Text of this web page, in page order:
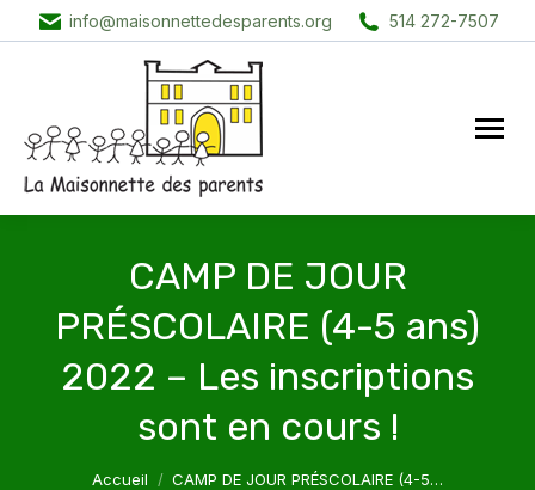
info@maisonnettedesparents.org 514 272-7507
CAMP DE JOUR
PRÉSCOLAIRE (4-5 ans)
2022 – Les inscriptions
sont en cours !
Vous êtes ici :
Accueil CAMP DE JOUR PRÉSCOLAIRE (4-5…